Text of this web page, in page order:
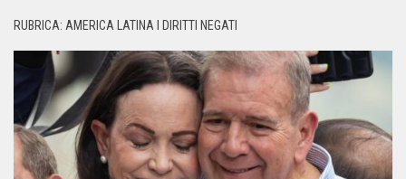
RUBRICA: AMERICA LATINA I DIRITTI NEGATI